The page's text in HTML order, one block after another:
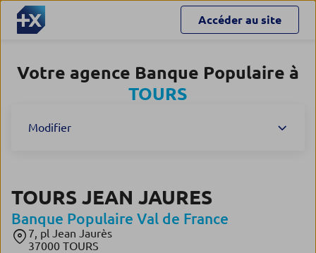
Accéder au site
Votre agence Banque Populaire à
TOURS
Modifier
TOURS JEAN JAURES
Banque Populaire Val de France
7, pl Jean Jaurès
37000 TOURS